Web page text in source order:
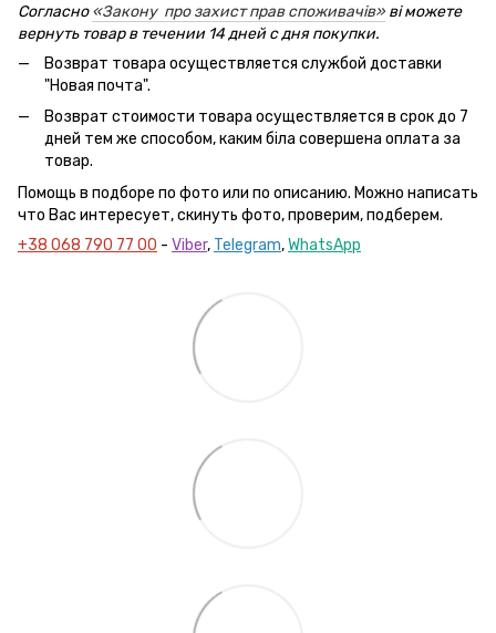
Согласно«Закону про захист прав споживачів» ві можете
вернуть товар в течении 14 дней с дня покупки.
Возврат товара осуществляется службой доставки
"Новая почта".
Возврат стоимости товара осуществляется в срок до 7
дней тем же способом, каким біла совершена оплата за
товар.
Помощь в подборе по фото или по описанию. Можно написать
что Вас интересует, скинуть фото, проверим, подберем.
+38 068 790 77 00 - Viber, Telegram,WhatsApp